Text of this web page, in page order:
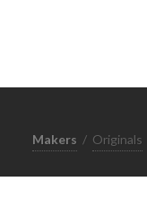
Makers / Originals